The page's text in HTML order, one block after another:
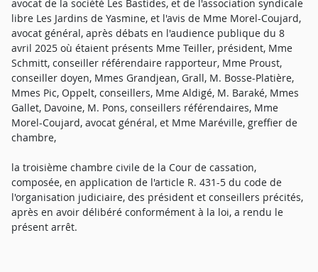
avocat de la société Les Bastides, et de l'association syndicale
libre Les Jardins de Yasmine, et l'avis de Mme Morel-Coujard,
avocat général, après débats en l'audience publique du 8
avril 2025 où étaient présents Mme Teiller, président, Mme
Schmitt, conseiller référendaire rapporteur, Mme Proust,
conseiller doyen, Mmes Grandjean, Grall, M. Bosse-Platière,
Mmes Pic, Oppelt, conseillers, Mme Aldigé, M. Baraké, Mmes
Gallet, Davoine, M. Pons, conseillers référendaires, Mme
Morel-Coujard, avocat général, et Mme Maréville, greffier de
chambre,
la troisième chambre civile de la Cour de cassation,
composée, en application de l'article R. 431-5 du code de
l'organisation judiciaire, des président et conseillers précités,
après en avoir délibéré conformément à la loi, a rendu le
présent arrêt.